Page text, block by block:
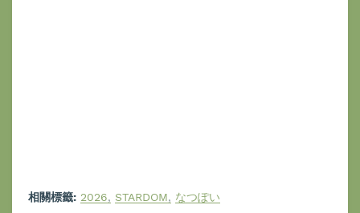
相關標籤: 2026 STARDOM なつぽい